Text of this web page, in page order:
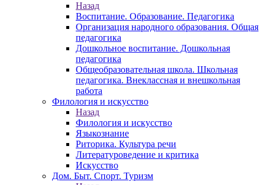
Назад
Воспитание. Образование. Педагогика
Организация народного образования. Общая
педагогика
Дошкольное воспитание. Дошкольная
педагогика
Общеобразовательная школа. Школьная
педагогика. Внеклассная и внешкольная
работа
Филология и искусство
Назад
Филология и искусство
Языкознание
Риторика. Культура речи
Литературоведение и критика
Искусство
Дом. Быт. Спорт. Туризм